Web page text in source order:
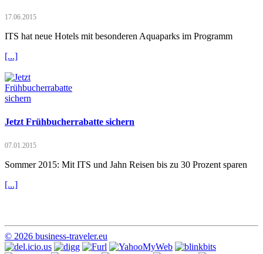
17.06.2015
ITS hat neue Hotels mit besonderen Aquaparks im Programm
[...]
Jetzt Frühbucherrabatte sichern
07.01.2015
Sommer 2015: Mit ITS und Jahn Reisen bis zu 30 Prozent sparen
[...]
© 2026 business-traveler.eu